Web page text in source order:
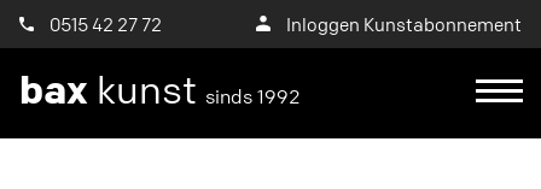
0515 42 27 72 Inloggen Kunstabonnement
bax kunst sinds 1992